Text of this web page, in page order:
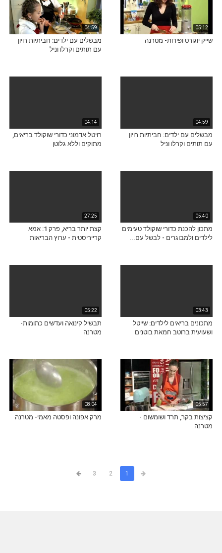
05:12
שייק יוגורט ופירות- מטרנה
04:59
מבשלים עם ילדים: חביתיות רויון
עם תותים וקרלו וניל
04:59
מבשלים עם ילדים: חביתיות רויון
עם תותים וקרלו וניל
04:14
רויטל אדמוני כדורי שוקולד בריאים,
מתוקים וללא גלוטן
05:40
מתכון להכנת כדורי שוקולד טעימים
לילדים ולמבוגרים - לבשל עם...
27:25
קצת יותר בריא, פרק 1: אמא
קרייריסטית - ערוץ הבריאות
03:43
מתכונים בריאים לילדים: שייטל
ושעועית ברוטב חמאת בוטנים
05:22
תבשיל קינואה ועדשים כתומות-
מטרנה
05:57
קציצות בקר, תרד ושומשום -
מטרנה
08:04
מרק אפונה ופסטה מאמי- מטרנה
1
2
3